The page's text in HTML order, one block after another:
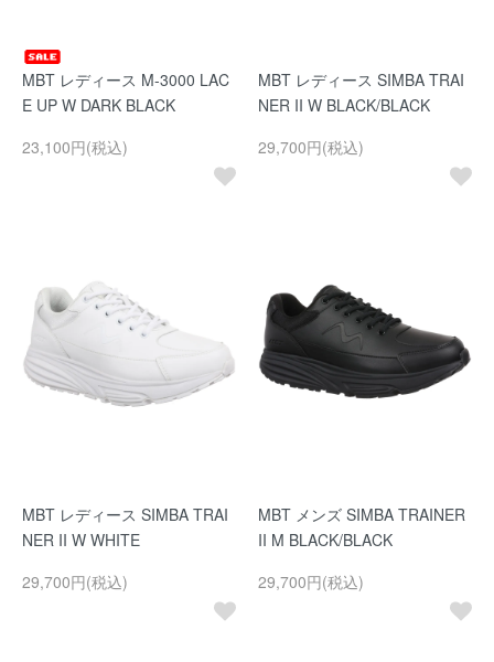
MBT レディース M-3000 LAC
E UP W DARK BLACK
23,100円(税込)
MBT レディース SIMBA TRAI
NER II W BLACK/BLACK
29,700円(税込)
MBT レディース SIMBA TRAI
NER II W WHITE
29,700円(税込)
MBT メンズ SIMBA TRAINER
II M BLACK/BLACK
29,700円(税込)